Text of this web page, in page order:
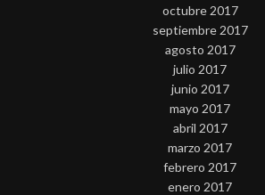
octubre 2017
septiembre 2017
agosto 2017
julio 2017
junio 2017
mayo 2017
abril 2017
marzo 2017
febrero 2017
enero 2017